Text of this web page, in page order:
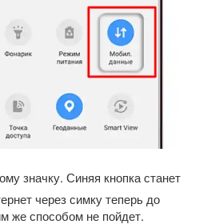
значку. Синяя кнопка станет
через симку теперь до
же способом не пойдет.